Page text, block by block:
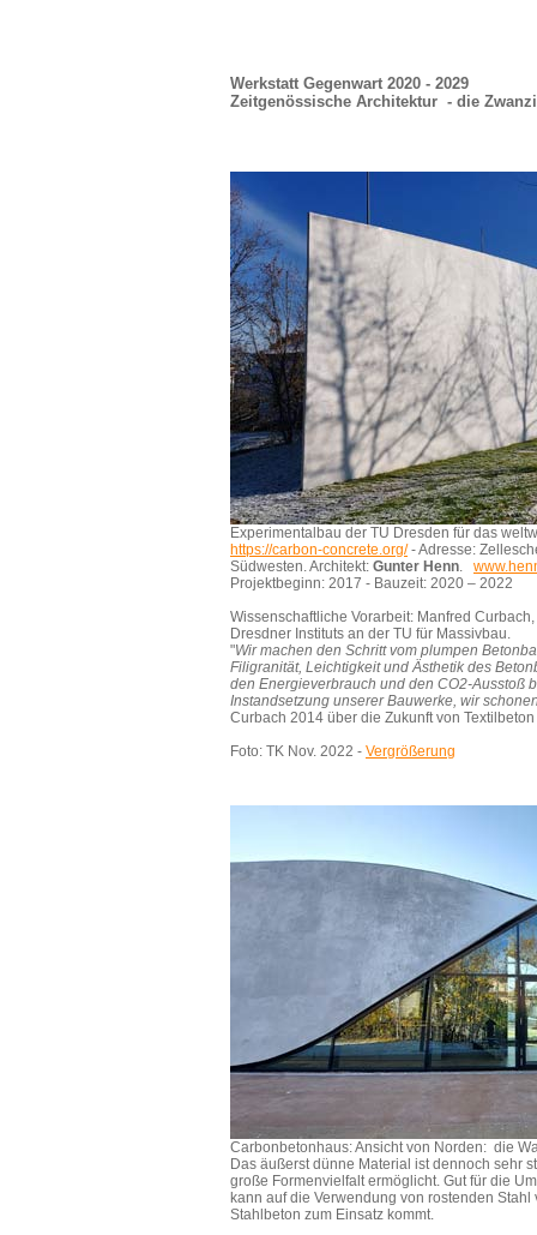
Werkstatt Gegenwart 2020 - 2029
Zeitgenössische Architektur - die
Experimentalbau der TU Dresden für das
https://carbon-concrete.org/- Adresse:
Südwesten. Architekt: Gunter Henn.
Projektbeginn: 2017 - Bauzeit: 2020 – 2022
Wissenschaftliche Vorarbeit: Manfred
Dresdner Instituts an der TU für Massivbau.
"Wir machen den Schritt vom plumpen
Filigranität, Leichtigkeit und Ästhetik des
den Energieverbrauch und den CO2-Ausstoß
Instandsetzung unserer Bauwerke, wir
Curbach 2014 über die Zukunft von
Foto: TK Nov. 2022 - Vergrößerung
Carbonbetonhaus: Ansicht von Norden: die
Das äußerst dünne Material ist dennoch sehr
große Formenvielfalt ermöglicht. Gut für die
kann auf die Verwendung von rostenden
Stahlbeton zum Einsatz kommt.